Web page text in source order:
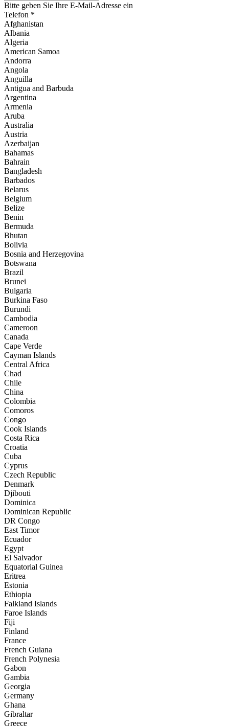
Bitte geben Sie Ihre E-Mail-Adresse ein
Telefon *
Afghanistan
Albania
Algeria
American Samoa
Andorra
Angola
Anguilla
Antigua and Barbuda
Argentina
Armenia
Aruba
Australia
Austria
Azerbaijan
Bahamas
Bahrain
Bangladesh
Barbados
Belarus
Belgium
Belize
Benin
Bermuda
Bhutan
Bolivia
Bosnia and Herzegovina
Botswana
Brazil
Brunei
Bulgaria
Burkina Faso
Burundi
Cambodia
Cameroon
Canada
Cape Verde
Cayman Islands
Central Africa
Chad
Chile
China
Colombia
Comoros
Congo
Cook Islands
Costa Rica
Croatia
Cuba
Cyprus
Czech Republic
Denmark
Djibouti
Dominica
Dominican Republic
DR Congo
East Timor
Ecuador
Egypt
El Salvador
Equatorial Guinea
Eritrea
Estonia
Ethiopia
Falkland Islands
Faroe Islands
Fiji
Finland
France
French Guiana
French Polynesia
Gabon
Gambia
Georgia
Germany
Ghana
Gibraltar
Greece